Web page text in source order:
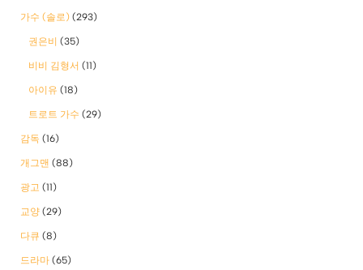
가수 (솔로) (293)
권은비 (35)
비비 김형서 (11)
아이유 (18)
트로트 가수 (29)
감독 (16)
개그맨 (88)
광고 (11)
교양 (29)
다큐 (8)
드라마 (65)